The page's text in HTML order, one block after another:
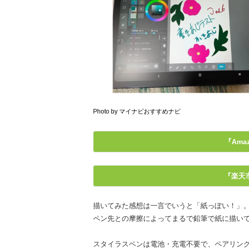
Photo by マイナビおすすめナビ
『
『楽
描いてみた感想は一言でいうと「紙っぽい！」
ペン先との摩擦によってまるで鉛筆で紙に描い
スタイラスペンは電池・充電不要で、ペアリン